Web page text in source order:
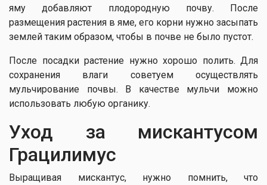
яму добавляют плодородную почву. После
размещения растения в яме, его корни нужно засыпать
землей таким образом, чтобы в почве не было пустот.
После посадки растение нужно хорошо полить. Для
сохранения влаги советуем осуществлять
мульчирование почвы. В качестве мульчи можно
использовать любую органику.
Уход за мискантусом
Грацилимус
Выращивая мискантус, нужно помнить, что